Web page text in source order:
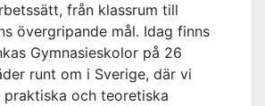
från klassrum till
övergripande mål. Idag finns
Gymnasieskolor på 26
runt om i Sverige, där vi
praktiska och teoretiska